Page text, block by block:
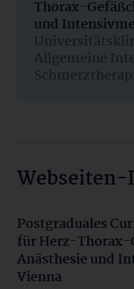
Thorax-
und
Allgemeine
Postgraduales
für Herz-Thorax-
Anästhesie und
Vienna